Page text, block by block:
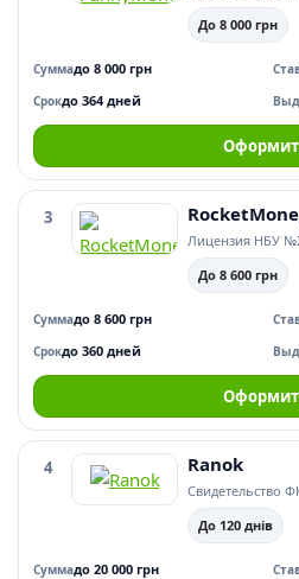
До 8 000 грн
Суммадо 8 000 грн
Срокдо 364 дней
3
Лицензия НБУ
До 8 600 грн
Суммадо 8 600 грн
Срокдо 360 дней
4 Ranok
Свидетельство
До 120 днів
Суммадо 20 000 грн